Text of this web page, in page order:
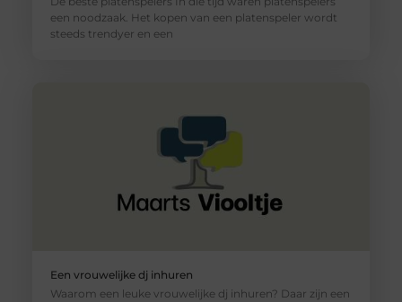
een noodzaak. Het kopen van een platenspeler wordt
steeds trendyer en een
Een vrouwelijke dj inhuren
Waarom een leuke vrouwelijke dj inhuren? Daar zijn een